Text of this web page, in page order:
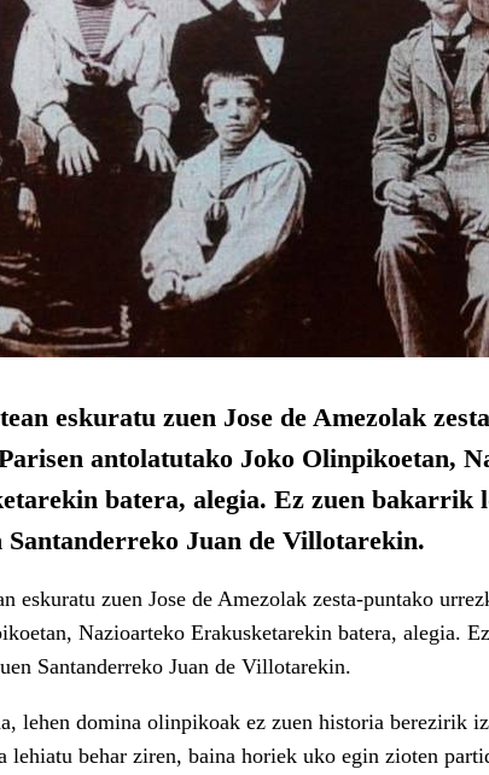
eskuratu zuen Jose de Amezolak
antolatutako Joko Olinpikoetan,
batera, alegia. Ez zuen bakarrik
Santanderreko Juan de Villotarekin.
eskuratu zuen Jose de Amezolak zesta-puntako
Nazioarteko Erakusketarekin batera, alegia.
Santanderreko Juan de Villotarekin.
lehen domina olinpikoak ez zuen historia berezirik
lehiatu behar ziren, baina horiek uko egin zioten